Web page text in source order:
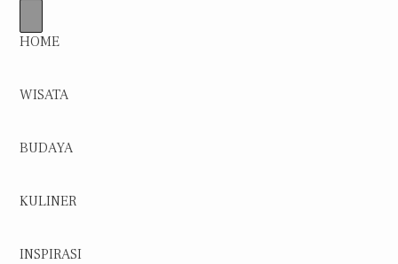
HOME
WISATA
BUDAYA
KULINER
INSPIRASI